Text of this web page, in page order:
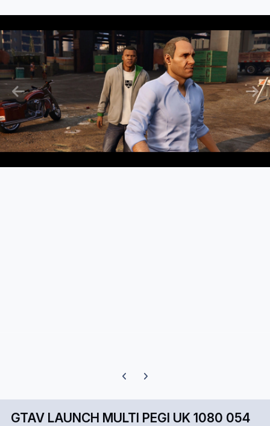
Previous carousel slide
Next carousel slide
GTAV LAUNCH MULTI PEGI UK 1080 054